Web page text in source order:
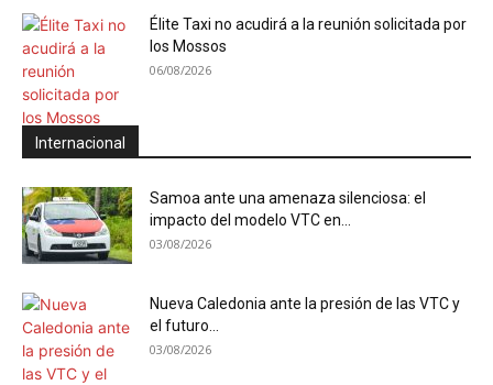
Élite Taxi no acudirá a la reunión solicitada por
los Mossos
06/08/2026
Internacional
Samoa ante una amenaza silenciosa: el
impacto del modelo VTC en...
03/08/2026
Nueva Caledonia ante la presión de las VTC y
el futuro...
03/08/2026